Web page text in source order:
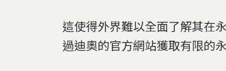
這使得外界難以全面了解其在
過迪奧的官方網站獲取有限的